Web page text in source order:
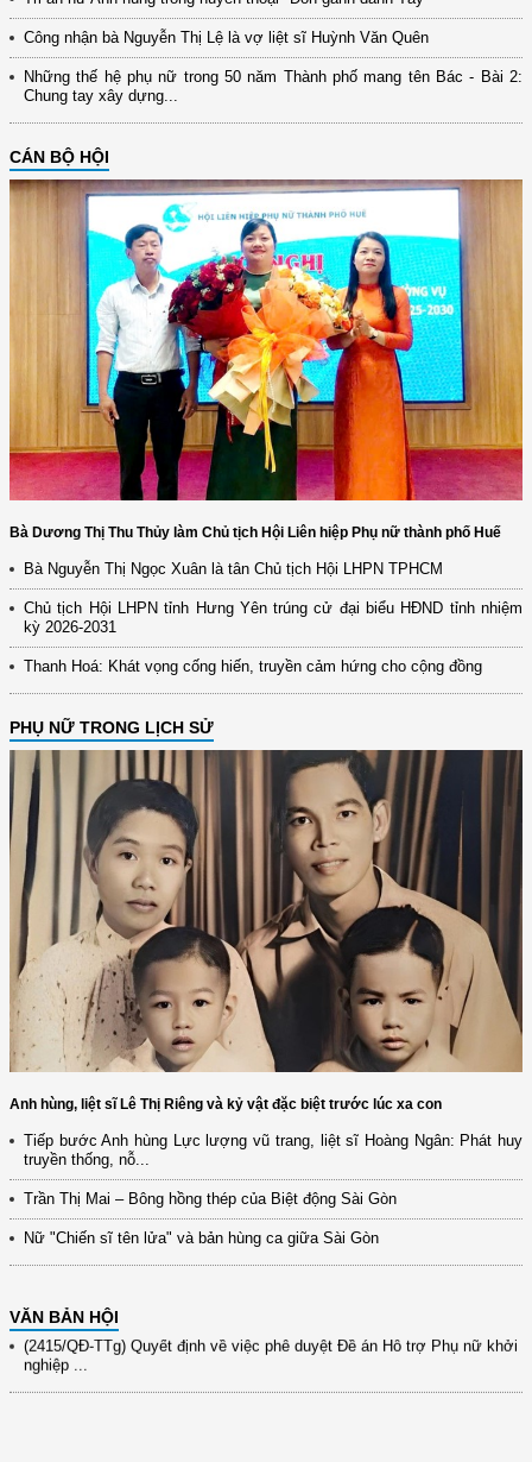
Công nhận bà Nguyễn Thị Lệ là vợ liệt sĩ Huỳnh Văn Quên
Những thế hệ phụ nữ trong 50 năm Thành phố mang tên Bác - Bài 2:
Chung tay xây dựng...
CÁN BỘ HỘI
Bà Dương Thị Thu Thủy làm Chủ tịch Hội Liên hiệp Phụ nữ thành phố Huế
Bà Nguyễn Thị Ngọc Xuân là tân Chủ tịch Hội LHPN TPHCM
Chủ tịch Hội LHPN tỉnh Hưng Yên trúng cử đại biểu HĐND tỉnh nhiệm
kỳ 2026-2031
Thanh Hoá: Khát vọng cống hiến, truyền cảm hứng cho cộng đồng
PHỤ NỮ TRONG LỊCH SỬ
Anh hùng, liệt sĩ Lê Thị Riêng và kỷ vật đặc biệt trước lúc xa con
Tiếp bước Anh hùng Lực lượng vũ trang, liệt sĩ Hoàng Ngân: Phát huy
truyền thống, nỗ...
Trần Thị Mai – Bông hồng thép của Biệt động Sài Gòn
Nữ "Chiến sĩ tên lửa" và bản hùng ca giữa Sài Gòn
VĂN BẢN HỘI
(12/TB-HĐKH) V/v đăng ký, đề xuất nhiệm vụ Khoa học, công nghệ và
đổi mới ...
(898/KH/ĐCT) Kế hoạch thực hiện Quyết định số 2415/QĐ-TTg ngày
31/10/2025 ...
(417/QĐ-BNNMT) Quyết định phê duyệt Chương trình mục tiêu quốc gia
xây dựng ...
(891/KH-ĐCT) Kế hoạch thực hiện Nghị quyết số 72-NQ/TW ngày
(2415/QĐ-TTg) Quyết định về việc phê duyệt Đề án Hỗ trợ Phụ nữ khởi
nghiệp ...